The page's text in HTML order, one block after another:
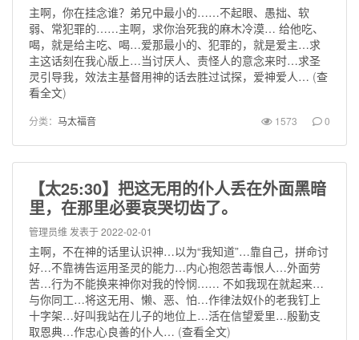
主啊，你在挂念谁？弟兄中最小的……不起眼、愚拙、软
弱、常犯罪的……主啊，求你治死我的麻木冷漠… 给他吃、
喝，就是给主吃、喝…爱那最小的、犯罪的，就是爱主…求
主这话刻在我心版上…当讨厌人、责怪人的意念来时…求圣
灵引导我，效法主基督用神的话去胜过试探，爱神爱人… (查
看全文)
分类： 马太福音 1573 0
【太25:30】把这无用的仆人丢在外面黑暗
里，在那里必要哀哭切齿了。
管理员维 发表于 2022-02-01
主啊，不在神的话里认识神…以为“我知道”…靠自己，拼命讨
好…不靠祷告运用圣灵的能力…内心抱怨苦毒恨人…外面劳
苦…行为不能换来神你对我的怜悯…… 不如我现在就起来…
与你同工…将这无用、懒、恶、怕…作律法奴仆的老我钉上
十字架…好叫我站在儿子的地位上…活在信望爱里…殷勤支
取恩典…作忠心良善的仆人… (查看全文)